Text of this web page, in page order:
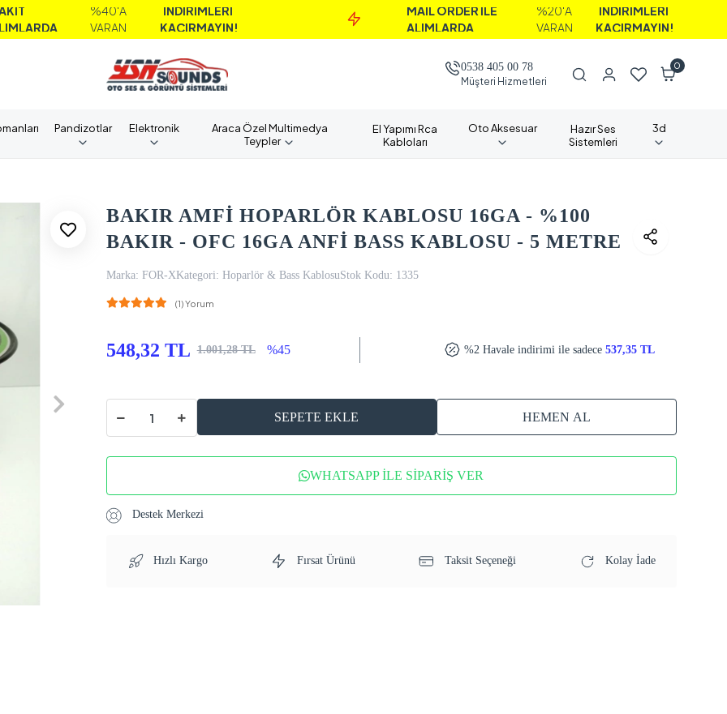
VARAN
İNDİRİMLERİ
KAÇIRMAYIN!
MAİL ORDER İLE
ALIMLARDA
%20'A
İNDİRİMLERİ
KAÇIRMAYIN!
0538 405 00 78
Müşteri Hizmetleri
0
Pandizotlar Elektronik
Araca Özel Multimedya
Teypler
El Yapımı Rca
Kabloları
Oto Aksesuar
Hazır Ses
Sistemleri
3d
BAKIR AMFİ HOPARLÖR KABLOSU 16GA - %100
BAKIR - OFC 16GA ANFİ BASS KABLOSU - 5 METRE
Marka: FOR-XKategori: Hoparlör & Bass KablosuStok Kodu: 1335
(1) Yorum
548,32 TL 1.001,28 TL %45 %2 Havale indirimi ile sadece537,35 TL
SEPETE EKLE HEMEN AL
WHATSAPP İLE SİPARİŞ VER
Destek Merkezi
Hızlı Kargo Fırsat Ürünü Taksit Seçeneği Kolay İade